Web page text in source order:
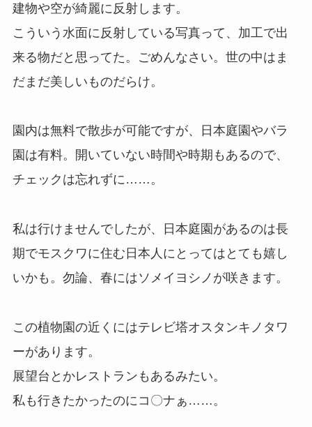
建物や空が綺麗に反射します。
こういう水面に反射している写真って、加工で出
来る物だと思ってた。ごめんなさい。世の中はま
だまだ美しいものだらけ。
園内は無料で散歩が可能ですが、日本庭園やバラ
園は有料。開いていない時間や時期もあるので、
チェックは忘れずに……。
私は行けませんでしたが、日本庭園があるのは長
期でモスクワに住む日本人にとってはとても嬉し
いかも。勿論、春にはソメイヨシノが咲きます。
この植物園の近くにはテレビ塔オスタンキノタワ
ーがあります。
展望台とかレストランもあるみたい。
私も行きたかったのにコ〇ナぁ……。